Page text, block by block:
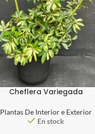
Cheflera Variegada
Plantas De Interior e Exterior
En stock